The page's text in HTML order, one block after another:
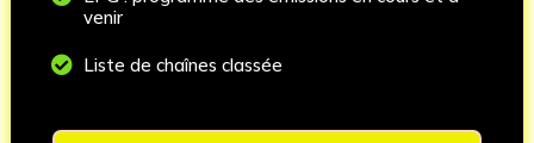
venir
 Liste de chaînes classée